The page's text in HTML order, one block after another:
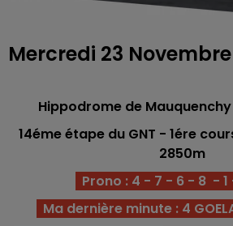
Mercredi 23 Novembre
Hippodrome de
14éme étape du GNT - 1ére
2850m
Prono : 4 - 7 - 6 - 8 - 1
Ma dernière minute : 4